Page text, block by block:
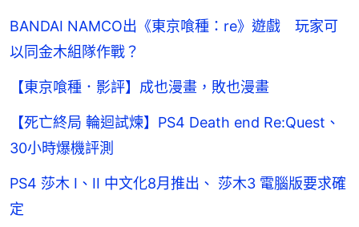
BANDAI NAMCO出《東京喰種：re》遊戲 玩家可
以同金木組隊作戰？
【東京喰種．影評】成也漫畫，敗也漫畫
【死亡終局 輪迴試煉】PS4 Death end Re:Quest、
30小時爆機評測
PS4 莎木 I、II 中文化8月推出、 莎木3 電腦版要求確
定